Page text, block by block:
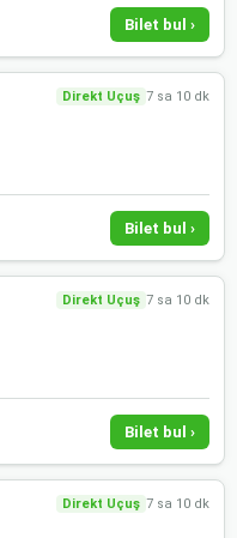
Bilet bul ›
Direkt Uçuş 7 sa 10 dk
Bilet bul ›
Direkt Uçuş 7 sa 10 dk
Bilet bul ›
Direkt Uçuş 7 sa 10 dk